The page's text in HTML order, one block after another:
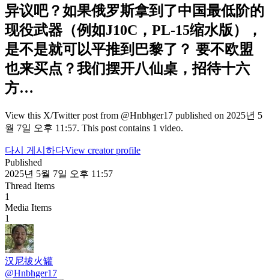
异议吧？如果俄罗斯拿到了中国最低阶的
现役武器（例如J10C，PL-15缩水版），
是不是就可以平推到巴黎了？ 要不欧盟
也来买点？我们摆开八仙桌，招待十六
方…
View this X/Twitter post from @Hnbhger17 published on 2025년 5
월 7일 오후 11:57. This post contains 1 video.
다시 게시하다View creator profile
Published
2025년 5월 7일 오후 11:57
Thread Items
1
Media Items
1
汉尼拔火罐
@Hnbhger17